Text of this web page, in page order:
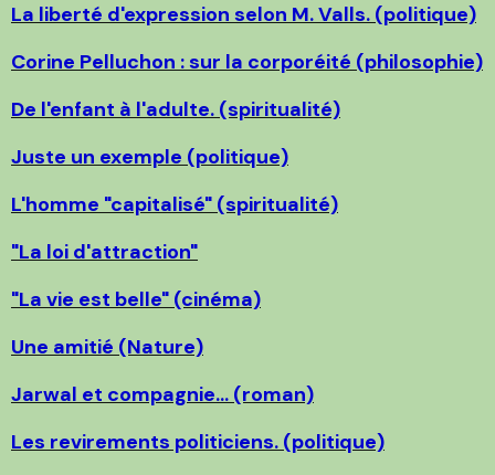
La liberté d'expression selon M. Valls. (politique)
Corine Pelluchon : sur la corporéité (philosophie)
De l'enfant à l'adulte. (spiritualité)
Juste un exemple (politique)
L'homme "capitalisé" (spiritualité)
"La loi d'attraction"
"La vie est belle" (cinéma)
Une amitié (Nature)
Jarwal et compagnie... (roman)
Les revirements politiciens. (politique)